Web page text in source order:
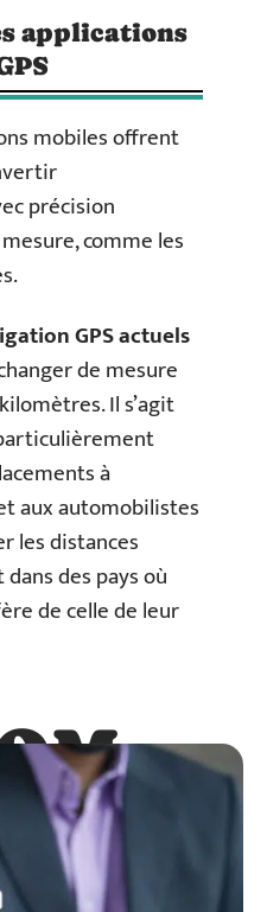
applications
mobiles offrent
précision
comme les
GPS actuels
de mesure
Il s’agit
à
aux automobilistes
les distances
des pays où
de celle de leur